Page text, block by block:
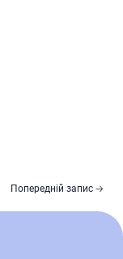
Попередній запис 🡢